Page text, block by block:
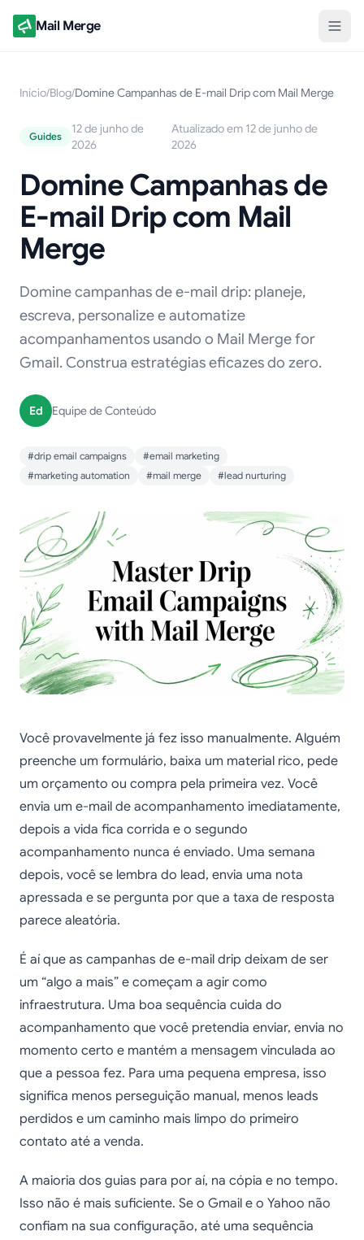
Mail Merge
Início/Blog/Domine Campanhas de E-mail Drip com Mail Merge
Guides
12 de junho de
2026
Atualizado em 12 de junho de
2026
Domine Campanhas de
E-mail Drip com Mail
Merge
Domine campanhas de e-mail drip: planeje,
escreva, personalize e automatize
acompanhamentos usando o Mail Merge for
Gmail. Construa estratégias eficazes do zero.
Ed Equipe de Conteúdo
#drip email campaigns
#email marketing
#marketing automation
#mail merge #lead nurturing
Você provavelmente já fez isso manualmente. Alguém
preenche um formulário, baixa um material rico, pede
um orçamento ou compra pela primeira vez. Você
envia um e-mail de acompanhamento imediatamente,
depois a vida fica corrida e o segundo
acompanhamento nunca é enviado. Uma semana
depois, você se lembra do lead, envia uma nota
apressada e se pergunta por que a taxa de resposta
parece aleatória.
É aí que as campanhas de e-mail drip deixam de ser
um “algo a mais” e começam a agir como
infraestrutura. Uma boa sequência cuida do
acompanhamento que você pretendia enviar, envia no
momento certo e mantém a mensagem vinculada ao
que a pessoa fez. Para uma pequena empresa, isso
significa menos perseguição manual, menos leads
perdidos e um caminho mais limpo do primeiro
contato até a venda.
A maioria dos guias para por aí, na cópia e no tempo.
Isso não é mais suficiente. Se o Gmail e o Yahoo não
confiam na sua configuração, até uma sequência